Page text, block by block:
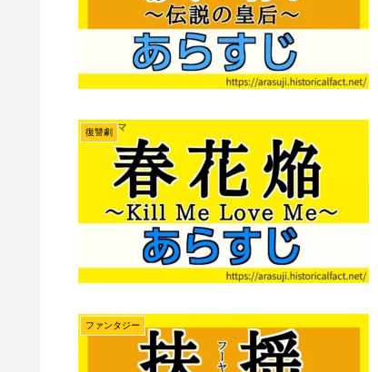
復讐劇
ファンタジー